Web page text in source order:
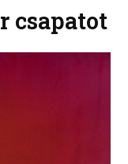
csapatot